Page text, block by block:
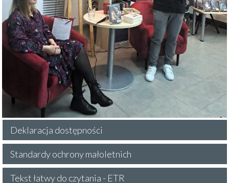
Deklaracja dostępności
Standardy ochrony małoletnich
Tekst łatwy do czytania - ETR